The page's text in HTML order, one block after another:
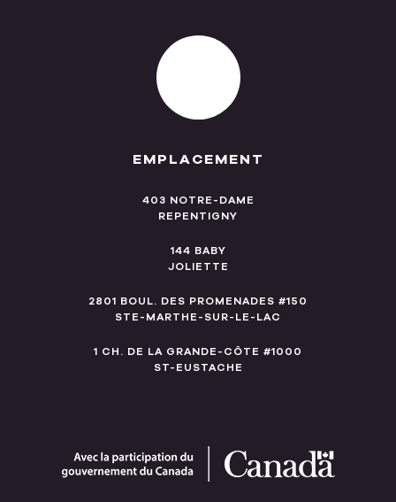
EMPLACEMENT
403 NOTRE-DAME
REPENTIGNY
144 BABY
JOLIETTE
2801 BOUL. DES PROMENADES #150
STE-MARTHE-SUR-LE-LAC
1 CH. DE LA GRANDE-CÔTE #1000
ST-EUSTACHE